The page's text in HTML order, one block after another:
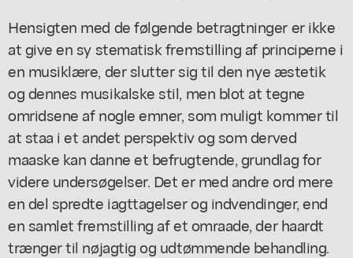
Hensigten med de følgende betragtninger er ikke
at give en sy stematisk fremstilling af principerne i
en musiklære, der slutter sig til den nye æstetik
og dennes musikalske stil, men blot at tegne
omridsene af nogle emner, som muligt kommer til
at staa i et andet perspektiv og som derved
maaske kan danne et befrugtende, grundlag for
videre undersøgelser. Det er med andre ord mere
en del spredte iagttagelser og indvendinger, end
en samlet fremstilling af et omraade, der haardt
trænger til nøjagtig og udtømmende behandling.